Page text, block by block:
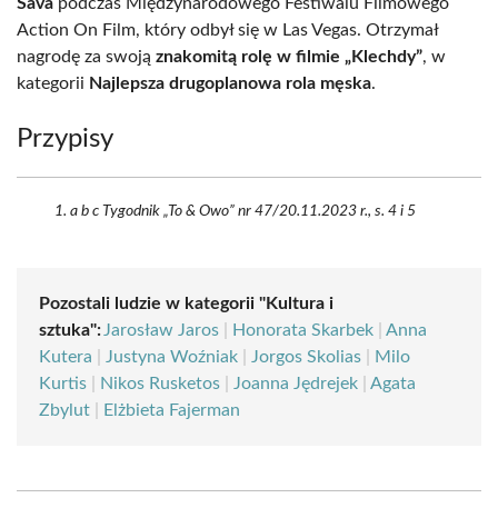
Action On Film, który odbył się w Las Vegas. Otrzymał
nagrodę za swoją znakomitą rolę w filmie „Klechdy”, w
kategorii Najlepsza drugoplanowa rola męska.
Przypisy
a b c Tygodnik „To & Owo” nr 47/20.11.2023 r., s. 4 i 5
Pozostali ludzie w kategorii "Kultura i
sztuka": Jarosław Jaros Honorata Skarbek
Anna
Kutera
Justyna Woźniak Jorgos Skolias
Milo
Kurtis
Nikos Rusketos Joanna Jędrejek
Agata
Zbylut
Elżbieta Fajerman